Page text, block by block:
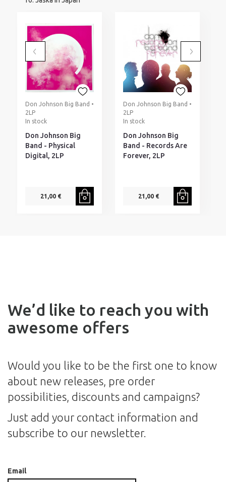
Don Johnson Big Band •
2LP
In stock
Don Johnson Big
Band - Physical
Digital, 2LP
21,00 €
Don Johnson Big Band •
2LP
In stock
Don Johnson Big
Band - Records Are
Forever, 2LP
21,00 €
We’d like to reach you with
awesome offers
Would you like to be the first one to know
about new releases, pre order
possibilities, discounts and campaigns?
Just add your contact information and
subscribe to our newsletter.
Email